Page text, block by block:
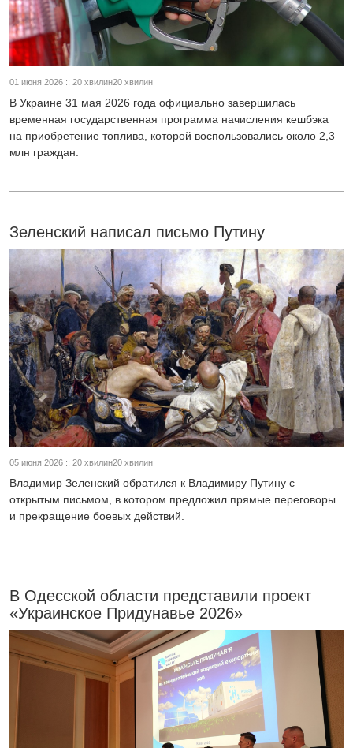
01 июня 2026 :: 20 хвилин20 хвилин
В Украине 31 мая 2026 года официально завершилась
временная государственная программа начисления кешбэка
на приобретение топлива, которой воспользовались около 2,3
млн граждан.
Зеленский написал письмо Путину
05 июня 2026 :: 20 хвилин20 хвилин
Владимир Зеленский обратился к Владимиру Путину с
открытым письмом, в котором предложил прямые переговоры
и прекращение боевых действий.
В Одесской области представили проект
«Украинское Придунавье 2026»